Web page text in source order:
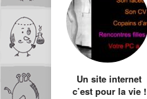
Un site internet
c’est pour la vie !